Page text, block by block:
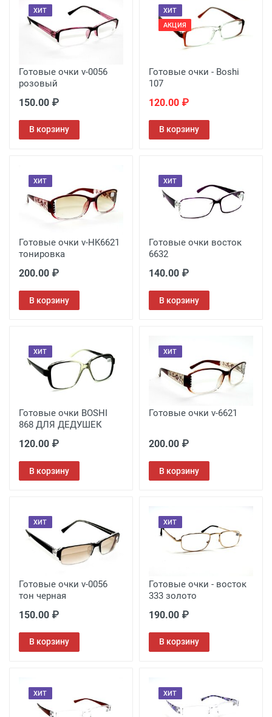
ХИТ
Готовые очки v-0056
розовый
150.00 ₽
В корзину
ХИТ
АКЦИЯ
Готовые очки - Boshi
107
120.00 ₽
В корзину
ХИТ
Готовые очки v-HK6621
тонировка
200.00 ₽
В корзину
ХИТ
Готовые очки восток
6632
140.00 ₽
В корзину
ХИТ
Готовые очки BOSHI
868 ДЛЯ ДЕДУШЕК
120.00 ₽
В корзину
ХИТ
Готовые очки v-6621
200.00 ₽
В корзину
ХИТ
Готовые очки v-0056
тон черная
150.00 ₽
В корзину
ХИТ
Готовые очки - восток
333 золото
190.00 ₽
В корзину
ХИТ ХИТ